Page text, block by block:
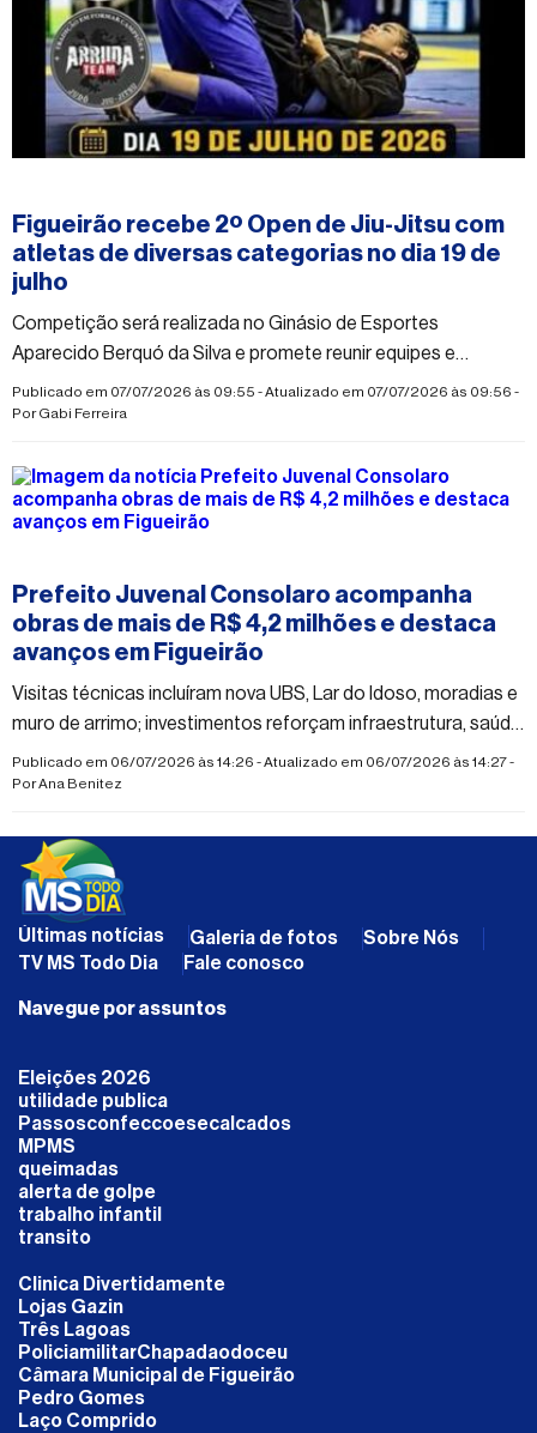
Figueirão recebe 2º Open de Jiu-Jitsu com
atletas de diversas categorias no dia 19 de
julho
Competição será realizada no Ginásio de Esportes
Aparecido Berquó da Silva e promete reunir equipes e
praticantes da modalidade em um dia de esporte, disciplina e
integração
Publicado em 07/07/2026 às 09:55 - Atualizado em 07/07/2026 às 09:56 -
PorGabi Ferreira
Prefeito Juvenal Consolaro acompanha
obras de mais de R$ 4,2 milhões e destaca
avanços em Figueirão
Visitas técnicas incluíram nova UBS, Lar do Idoso, moradias e
muro de arrimo; investimentos reforçam infraestrutura, saúde
e assistência social no município
Publicado em 06/07/2026 às 14:26 - Atualizado em 06/07/2026 às 14:27 -
PorAna Benitez
Últimas notícias Galeria de fotos
Sobre Nós
TV MS Todo Dia
Fale conosco
Navegue por assuntos
Eleições 2026
utilidade publica
Passosconfeccoesecalcados
MPMS
queimadas
alerta de golpe
trabalho infantil
transito
Clinica Divertidamente
Lojas Gazin
Três Lagoas
PoliciamilitarChapadaodoceu
Câmara Municipal de Figueirão
Pedro Gomes
Laço Comprido